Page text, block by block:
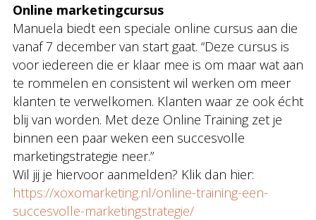
Online marketingcursus
Manuela biedt een speciale online cursus aan die
vanaf 7 december van start gaat. “Deze cursus is
voor iedereen die er klaar mee is om maar wat aan
te rommelen en consistent wil werken om meer
klanten te verwelkomen. Klanten waar ze ook écht
blij van worden. Met deze Online Training zet je
binnen een paar weken een succesvolle
marketingstrategie neer.”
Wil jij je hiervoor aanmelden? Klik dan hier:
https://xoxomarketing.nl/online-training-een-
succesvolle-marketingstrategie/